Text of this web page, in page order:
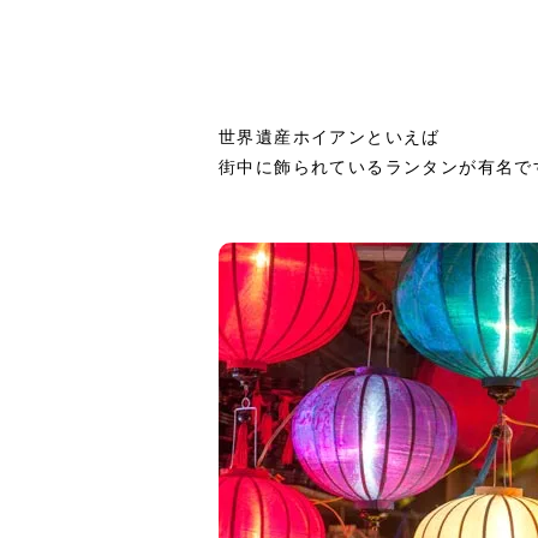
世界遺産ホイアンといえば
街中に飾られているランタンが有名で